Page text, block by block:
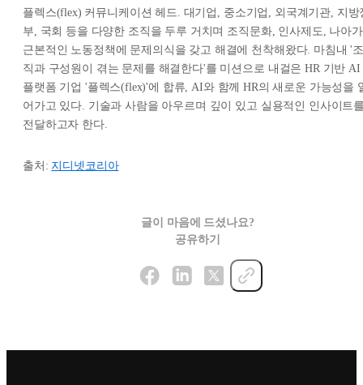
플렉스(flex) 커뮤니케이션 헤드. 대기업, 중소기업, 외국계기관, 지방
부, 국회 등을 다양한 조직을 두루 거치며 조직문화, 인사제도, 나아가
근본적인 노동정책에 문제의식을 갖고 해결에 천착해왔다. 마침내 '
직과 구성원이 겪는 문제를 해결한다'를 미션으로 내걸은 HR 기반 AI
플랫폼 기업 '플렉스(flex)'에 합류, AI와 함께 HR의 새로운 가능성을
어가고 있다. 기술과 사람을 아우르며 깊이 있고 실용적인 인사이트
전달하고자 한다.
출처: 지디넷코리아
글이 마음에 드셨나요?
공유하기